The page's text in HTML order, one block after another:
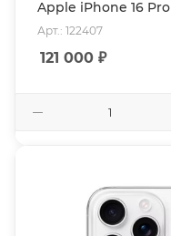
Apple iPhone 16
Арт.: 122407
121 000 ₽